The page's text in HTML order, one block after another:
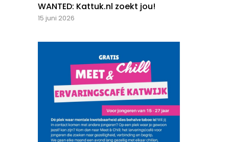
WANTED: Kattuk.nl zoekt jou!
15 juni 2026